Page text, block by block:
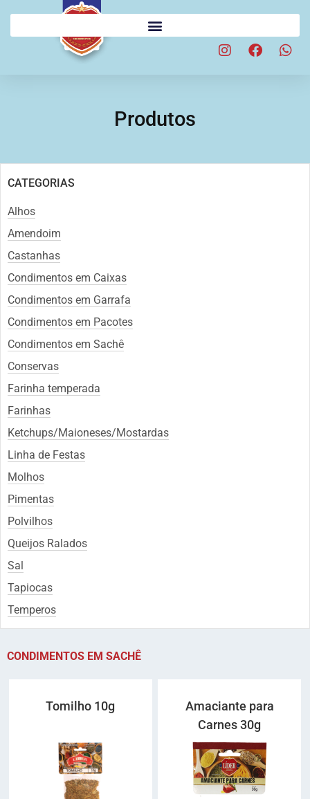
Produtos
CATEGORIAS
Alhos
Amendoim
Castanhas
Condimentos em Caixas
Condimentos em Garrafa
Condimentos em Pacotes
Condimentos em Sachê
Conservas
Farinha temperada
Farinhas
Ketchups/Maioneses/Mostardas
Linha de Festas
Molhos
Pimentas
Polvilhos
Queijos Ralados
Sal
Tapiocas
Temperos
CONDIMENTOS EM SACHÊ
Tomilho 10g
Amaciante para
Carnes 30g